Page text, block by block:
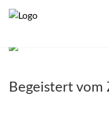
Begeistert vom